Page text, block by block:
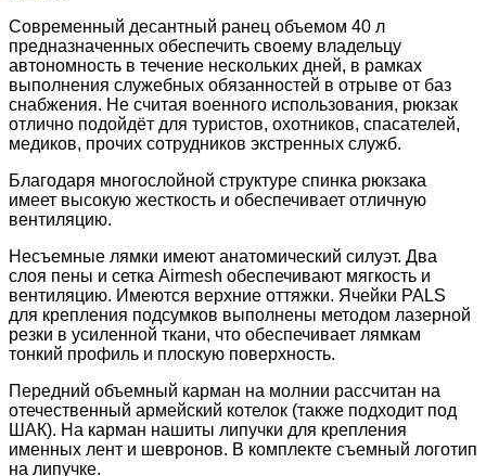
Современный десантный ранец объемом 40 л
предназначенных обеспечить своему владельцу
автономность в течение нескольких дней, в рамках
выполнения служебных обязанностей в отрыве от баз
снабжения. Не считая военного использования, рюкзак
отлично подойдёт для туристов, охотников, спасателей,
медиков, прочих сотрудников экстренных служб.
Благодаря многослойной структуре спинка рюкзака
имеет высокую жесткость и обеспечивает отличную
вентиляцию.
Несъемные лямки имеют анатомический силуэт. Два
слоя пены и сетка Airmesh обеспечивают мягкость и
вентиляцию. Имеются верхние оттяжки. Ячейки PALS
для крепления подсумков выполнены методом лазерной
резки в усиленной ткани, что обеспечивает лямкам
тонкий профиль и плоскую поверхность.
Передний объемный карман на молнии рассчитан на
отечественный армейский котелок (также подходит под
ШАК). На карман нашиты липучки для крепления
именных лент и шевронов. В комплекте съемный логотип
на липучке.